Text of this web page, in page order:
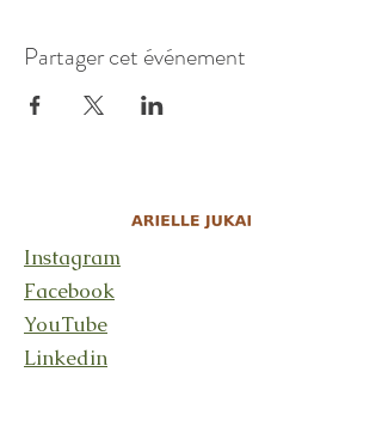
Partager cet événement
Instagram
Facebook
YouTube
Linkedin